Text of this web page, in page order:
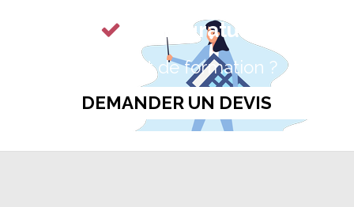
Devis gratuit
Un projet deformation ?
DEMANDER UN DEVIS